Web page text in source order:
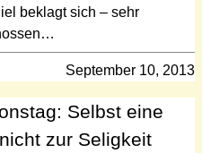
beklagt sich – sehr
September 10, 2013
Selbst eine
zur Seligkeit